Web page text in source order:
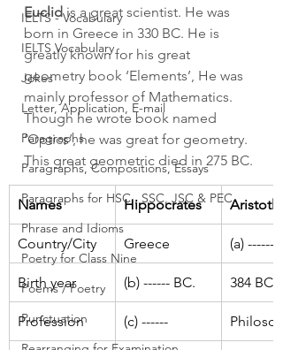
IELTS - Vocabulary
IELTS Vocabulary
Jokes
Letter, Application, E-mail
Paragraphs
Paragraphs, Compositions, Essays
Paragraphs for HSC , SSC, JSC & PEC
Phrase and Idioms
Poetry for Class Nine
Poems / Poetry
Punctuation
Euclid is a great scientist. He was
born in Greece in 330 BC. He is
greatly known for his great
geometry book ‘Elements’, He was
mainly professor of Mathematics.
Though he wrote book named
‘Optics’, he was great for geometry.
This great geometric died in 275 BC.
Names Hippocrates Aristotle
Country/City Greece (a) ------
Birth year (b) ------ BC. 384 BC.
Profession (c) ------